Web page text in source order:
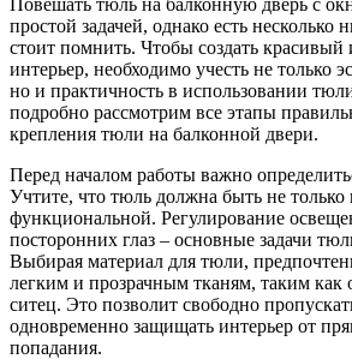
простой задачей, однако есть несколько
стоит помнить. Чтобы создать красивый
интерьер, необходимо учесть не только
но и практичность в использовании
подробно рассмотрим все этапы
крепления тюли на балконной двери.
Перед началом работы важно
Учтите, что тюль должна быть не только
функциональной. Регулирование
посторонних глаз – основные задачи
Выбирая материал для тюли,
легким и прозрачным тканям, таким как
ситец. Это позволит свободно
одновременно защищать интерьер от
попадания.